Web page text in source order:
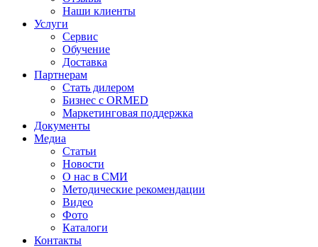
Наши клиенты
Услуги
Сервис
Обучение
Доставка
Партнерам
Стать дилером
Бизнес с ORMED
Маркетинговая поддержка
Документы
Медиа
Статьи
Новости
О нас в СМИ
Методические рекомендации
Видео
Фото
Каталоги
Контакты